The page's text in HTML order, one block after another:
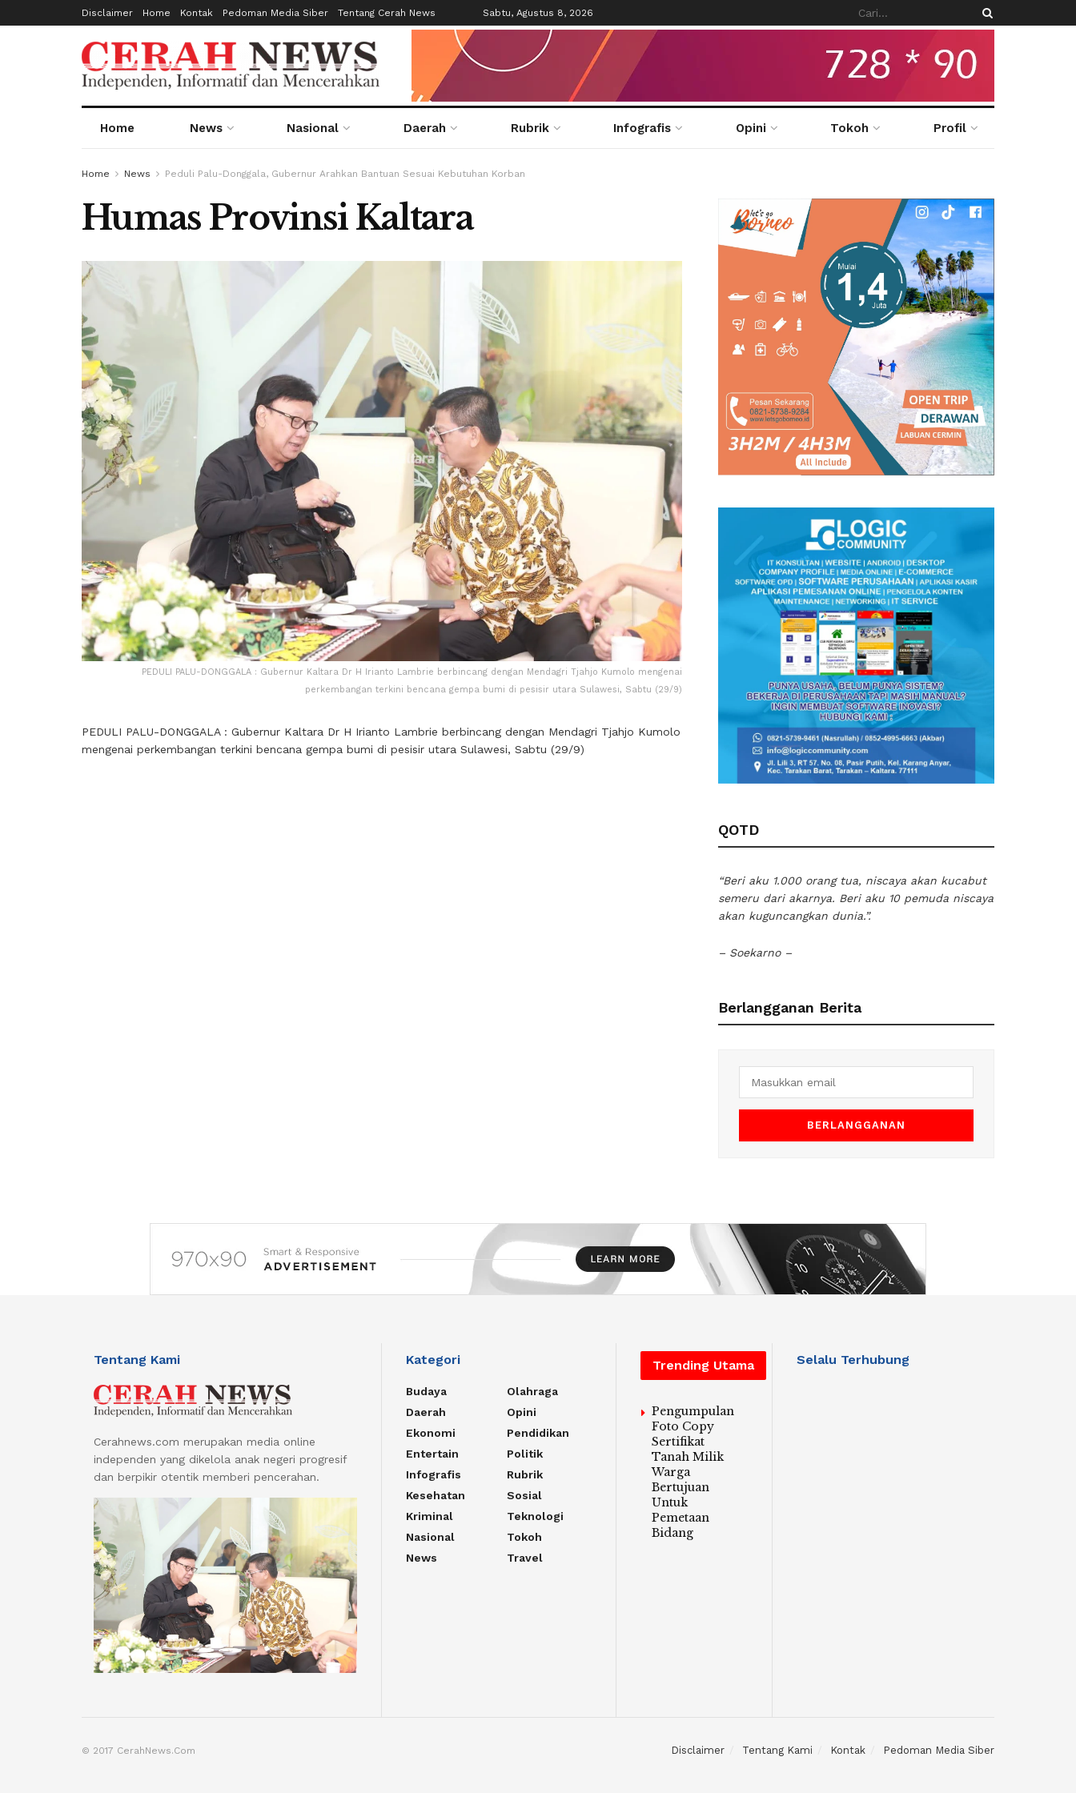
Disclaimer Home Kontak Pedoman Media Siber Tentang Cerah News Sabtu, Agustus 8, 2026
Home News Nasional Daerah Rubrik Infografis Opini Tokoh Profil
Home News Peduli Palu-Donggala, Gubernur Arahkan Bantuan Sesuai Kebutuhan Korban
Humas Provinsi Kaltara
PEDULI PALU-DONGGALA : Gubernur Kaltara Dr H Irianto Lambrie berbincang dengan Mendagri Tjahjo Kumolo mengenai
perkembangan terkini bencana gempa bumi di pesisir utara Sulawesi, Sabtu (29/9)
PEDULI PALU-DONGGALA : Gubernur Kaltara Dr H Irianto Lambrie berbincang dengan Mendagri Tjahjo Kumolo
mengenai perkembangan terkini bencana gempa bumi di pesisir utara Sulawesi, Sabtu (29/9)
QOTD
“Beri aku 1.000 orang tua, niscaya akan kucabut
semeru dari akarnya. Beri aku 10 pemuda niscaya
akan kuguncangkan dunia.”.
– Soekarno –
Berlangganan Berita
Tentang Kami
Cerahnews.com merupakan media online
independen yang dikelola anak negeri progresif
dan berpikir otentik memberi pencerahan.
Kategori
Budaya
Daerah
Ekonomi
Entertain
Infografis
Kesehatan
Kriminal
Nasional
News
Olahraga
Opini
Pendidikan
Politik
Rubrik
Sosial
Teknologi
Tokoh
Travel
Trending Utama
Pengumpulan
Foto Copy
Sertifikat
Tanah Milik
Warga
Bertujuan
Untuk
Pemetaan
Bidang
Selalu Terhubung
Disclaimer Tentang Kami Kontak Pedoman Media Siber
© 2017 CerahNews.Com